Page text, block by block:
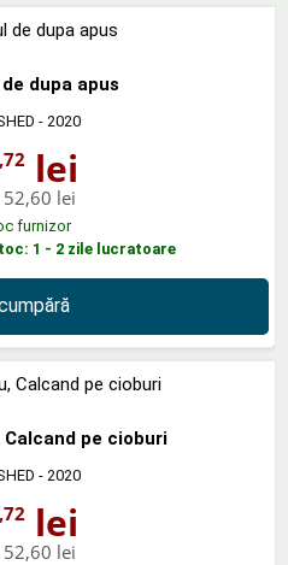
dupa apus
- 2020
,72 lei
52,60 lei
furnizor
1 - 2 zile lucratoare
pe cioburi
- 2020
,72 lei
52,60 lei